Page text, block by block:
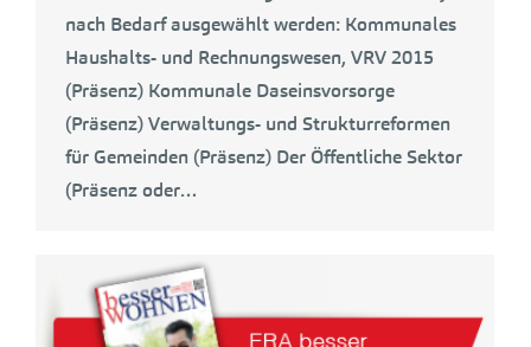
nach Bedarf ausgewählt werden: Kommunales
Haushalts- und Rechnungswesen, VRV 2015
(Präsenz) Kommunale Daseinsvorsorge
(Präsenz) Verwaltungs- und Strukturreformen
für Gemeinden (Präsenz) Der Öffentliche Sektor
(Präsenz oder…